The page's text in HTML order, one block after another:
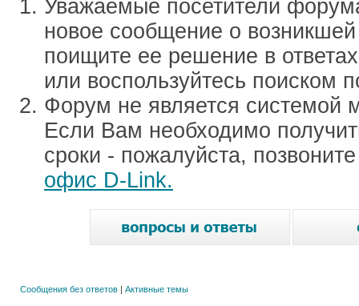
Уважаемые посетители
новое сообщение о
поищите ее решение в
или воспользуйтесь поиском
Форум не является системой
Если Вам необходимо
сроки - пожалуйста,
офис D-Link.
Сообщения без ответов | Активные темы